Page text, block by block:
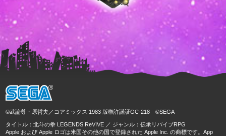
©武論尊・原哲夫／コアミックス 1983 版権許諾証GC-218 ©SEGA
タイトル：北斗の拳 LEGENDS ReVIVE ／ ジャンル：伝承リバイブRPG
Apple および Apple ロゴは米国その他の国で登録された Apple Inc. の商標です。App